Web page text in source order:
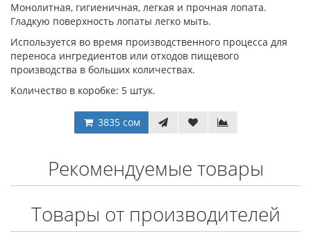
Монолитная, гигиеничная, легкая и прочная лопата.
Гладкую поверхность лопаты легко мыть.
Используется во время производственного процесса для
переноса ингредиентов или отходов пищевого
производства в больших количествах.
Количество в коробке: 5 штук.
3835 сом
Рекомендуемые товары
Товары от производителей